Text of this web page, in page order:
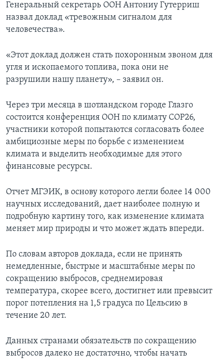
Генеральный секретарь ООН Антониу Гутерриш
назвал доклад «тревожным сигналом для
человечества».
«Этот доклад должен стать похоронным звоном для
угля и ископаемого топлива, пока они не
разрушили нашу планету», – заявил он.
Через три месяца в шотландском городе Глазго
состоится конференция ООН по климату COP26,
участники которой попытаются согласовать более
амбициозные меры по борьбе с изменением
климата и выделить необходимые для этого
финансовые ресурсы.
Отчет МГЭИК, в основу которого легли более 14 000
научных исследований, дает наиболее полную и
подробную картину того, как изменение климата
меняет мир природы и что может ждать впереди.
По словам авторов доклада, если не принять
немедленные, быстрые и масштабные меры по
сокращению выбросов, среднемировая
температура, скорее всего, достигнет или превысит
порог потепления на 1,5 градуса по Цельсию в
течение 20 лет.
Данных странами обязательств по сокращению
выбросов далеко не достаточно, чтобы начать